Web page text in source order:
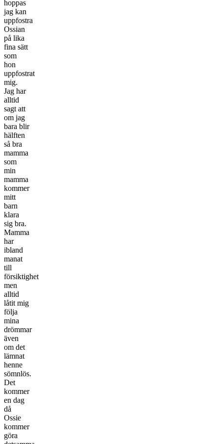
hoppas
jag kan
uppfostra
Ossian
på lika
fina sätt
som
hon
uppfostrat
mig.
Jag har
alltid
sagt att
om jag
bara blir
hälften
så bra
mamma
som
min
mamma
kommer
mitt
barn
klara
sig bra.
Mamma
har
ibland
manat
till
försiktighet
men
alltid
låtit mig
följa
mina
drömmar
även
om det
lämnat
henne
sömnlös.
Det
kommer
en dag
då
Ossie
kommer
göra